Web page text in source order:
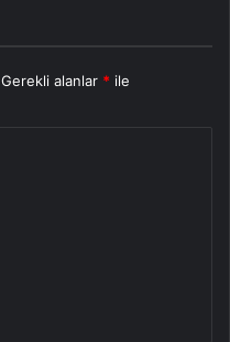
Gerekli alanlar * ile